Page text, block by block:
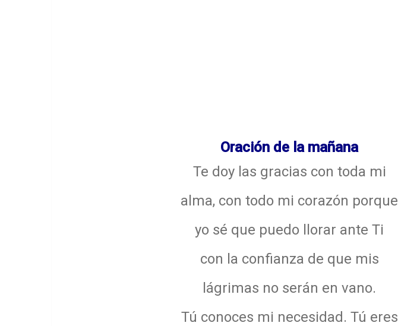
Oración de la mañana
Te doy las gracias con toda mi
alma, con todo mi corazón porque
yo sé que puedo llorar ante Ti
con la confianza de que mis
lágrimas no serán en vano.
Tú conoces mi necesidad. Tú eres